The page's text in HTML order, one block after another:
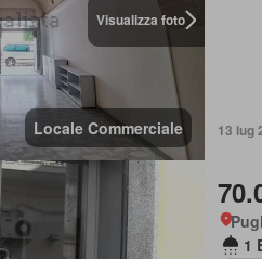
Visualizza foto
Locale Commerciale 13 lug
1